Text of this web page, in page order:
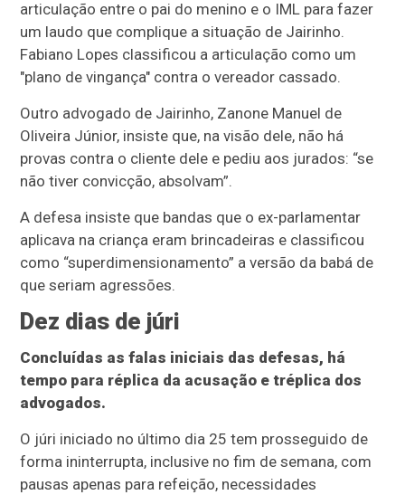
articulação entre o pai do menino e o IML para fazer
um laudo que complique a situação de Jairinho.
Fabiano Lopes classificou a articulação como um
"plano de vingança" contra o vereador cassado.
Outro advogado de Jairinho, Zanone Manuel de
Oliveira Júnior, insiste que, na visão dele, não há
provas contra o cliente dele e pediu aos jurados: “se
não tiver convicção, absolvam”.
A defesa insiste que bandas que o ex-parlamentar
aplicava na criança eram brincadeiras e classificou
como “superdimensionamento” a versão da babá de
que seriam agressões.
Dez dias de júri
Concluídas as falas iniciais das defesas, há
tempo para réplica da acusação e tréplica dos
advogados.
O júri iniciado no último dia 25 tem prosseguido de
forma ininterrupta, inclusive no fim de semana, com
pausas apenas para refeição, necessidades